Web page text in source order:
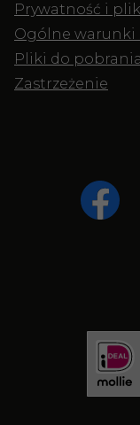
Prywatność i
Ogólne warunki
Pliki do pobrania
Zastrzeżenie